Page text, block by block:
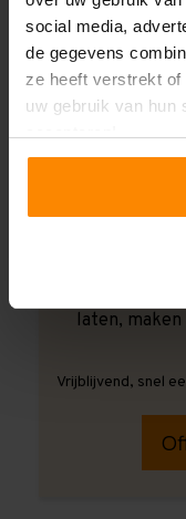
social media,
de gegevens
ze heeft verstrekt
uw gebruik van hun
laten,
Vrijblijvend, snel